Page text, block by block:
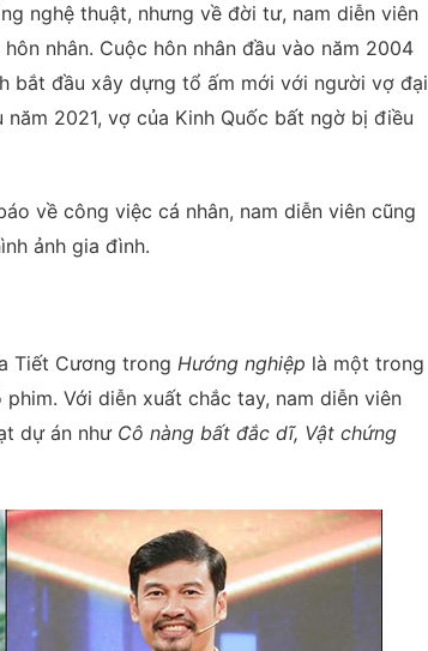
nghệ thuật, nhưng về đời tư, nam diễn viên
nhân. Cuộc hôn nhân đầu vào năm 2004
bắt đầu xây dựng tổ ấm mới với người vợ đại
2021, vợ của Kinh Quốc bất ngờ bị điều
về công việc cá nhân, nam diễn viên cũng
ảnh gia đình.
Tiết Cương trong Hướng nghiệp là một trong
Với diễn xuất chắc tay, nam diễn viên
dự án như Cô nàng bất đắc dĩ, Vật chứng